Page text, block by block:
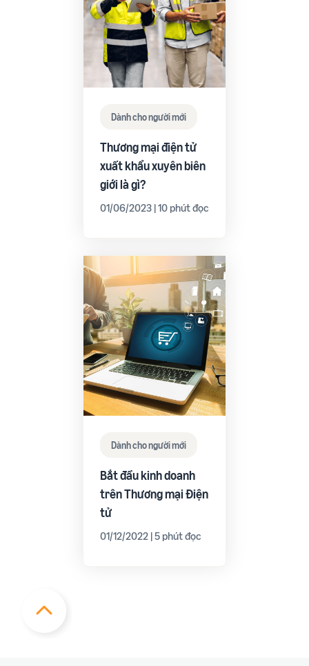
Dành cho người mới
Thương mại điện tử
xuất khẩu xuyên biên
giới là gì?
01/06/2023 | 10 phút đọc
Dành cho người mới
Bắt đầu kinh doanh
trên Thương mại Điện
tử
01/12/2022 | 5 phút đọc